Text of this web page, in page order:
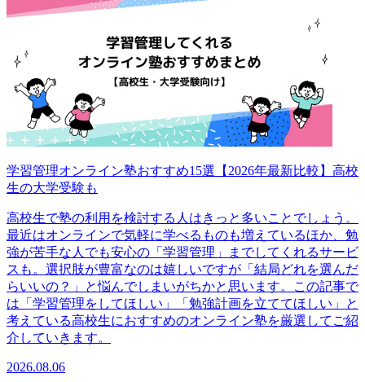
学習管理オンライン塾おすすめ15選【2026年最新比較】高校
生の大学受験も
高校生で塾の利用を検討する人はきっと多いことでしょう。
最近はオンラインで気軽に学べるものも増えているほか、勉
強が苦手な人でも安心の「学習管理」までしてくれるサービ
スも。選択肢が豊富なのは嬉しいですが「結局どれを選んだ
らいいの？」と悩んでしまいがちかと思います。この記事で
は「学習管理をしてほしい」「勉強計画を立ててほしい」と
考えている高校生におすすめのオンライン塾を厳選してご紹
介していきます。
2026.08.06